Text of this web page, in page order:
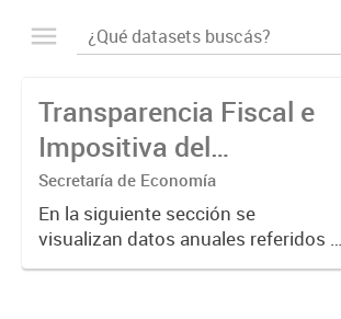
Transparencia Fiscal e
Impositiva del
Municipio. Año 2023
Secretaría de Economía
En la siguiente sección se
visualizan datos anuales referidos a
la transparencia fiscal e impositiva